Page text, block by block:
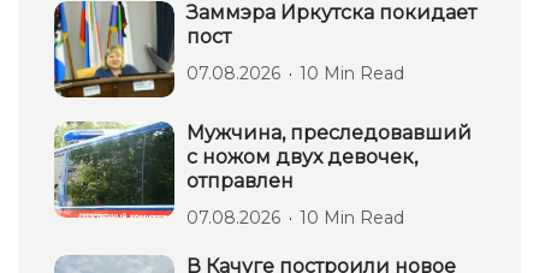
Заммэра Иркутска покидает
пост
07.08.2026 10 Min Read
Мужчина, преследовавший
с ножом двух девочек,
отправлен
07.08.2026 10 Min Read
В Качуге построили новое